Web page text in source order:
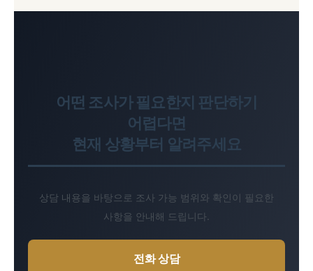
어떤 조사가 필요한지 판단하기
어렵다면
현재 상황부터 알려주세요
상담 내용을 바탕으로 조사 가능 범위와 확인이 필요한
사항을 안내해 드립니다.
전화 상담